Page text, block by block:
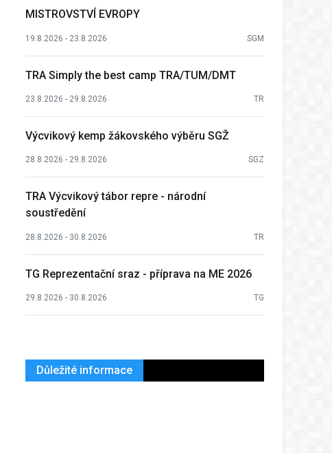
MISTROVSTVÍ EVROPY
19.8.2026 - 23.8.2026 SGM
TRA Simply the best camp TRA/TUM/DMT
23.8.2026 - 29.8.2026 TR
Výcvikový kemp žákovského výběru SGŽ
28.8.2026 - 29.8.2026 SGZ
TRA Výcvikový tábor repre - národní
soustředění
28.8.2026 - 30.8.2026 TR
TG Reprezentační sraz - příprava na ME 2026
29.8.2026 - 30.8.2026 TG
Důležité informace